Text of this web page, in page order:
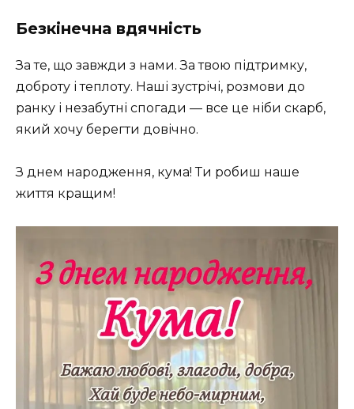
Безкінечна вдячність
За те, що завжди з нами. За твою підтримку,
доброту і теплоту. Наші зустрічі, розмови до
ранку і незабутні спогади — все це ніби скарб,
який хочу берегти довічно.
З днем народження, кума! Ти робиш наше
життя кращим!